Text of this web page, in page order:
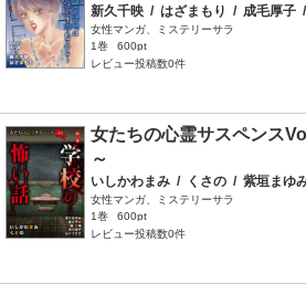
新久千映 / はざまもり / 成毛厚子 /
女性マンガ、ミステリーサラ
1巻
600pt
レビュー投稿数0件
女たちの心霊サスペンス
～
いしかわまみ / くさの / 紫垣まゆ
女性マンガ、ミステリーサラ
1巻
600pt
レビュー投稿数0件